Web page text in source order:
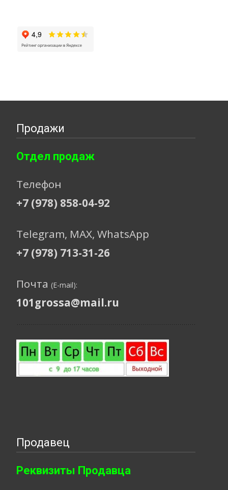
Продажи
Отдел продаж
Телефон
+7 (978) 858-04-92
Telegram, МАХ, WhatsApp
+7 (978) 713-31-26
Почта (E-mail):
101grossa@mail.ru
Продавец
Реквизиты Продавца